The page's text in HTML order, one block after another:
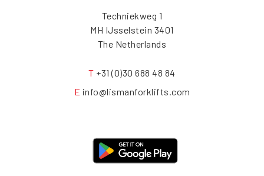
Techniekweg 1
3401 MH IJsselstein
The Netherlands
T +31 (0)30 688 48 84
E info@lismanforklifts.com